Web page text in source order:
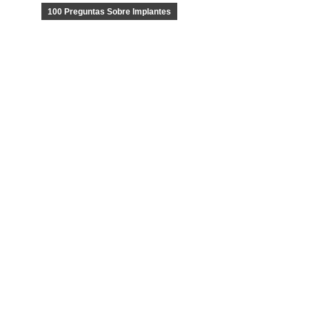
100 Preguntas Sobre Implantes